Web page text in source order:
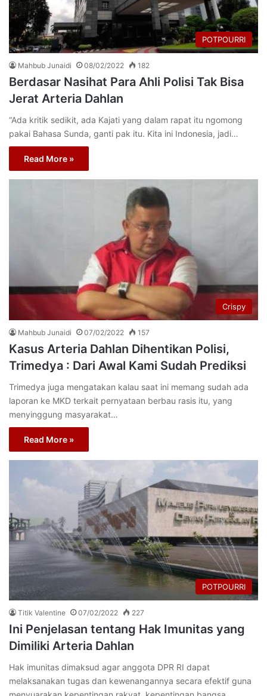
POTPOURRI
Mahbub Junaidi 08/02/2022 182
Berdasar Nasihat Para Ahli Polisi Tak Bisa
Jerat Arteria Dahlan
“Ada kritik sedikit, ada Kajati yang dalam rapat itu ngomong
pakai Bahasa Sunda, ganti pak itu. Kita ini Indonesia, jadi…
Read More »
Crispy
Mahbub Junaidi 07/02/2022 157
Kasus Arteria Dahlan Dihentikan Polisi,
Trimedya : Dari Awal Kami Sudah Prediksi
Trimedya juga mengatakan kalau saat ini memang sudah ada
laporan ke MKD terkait pernyataan berbau rasis itu, yang
menyinggung masyarakat…
Read More »
POTPOURRI
Titik Valentine 07/02/2022 227
Ini Penjelasan tentang Hak Imunitas yang
Dimiliki Arteria Dahlan
Hak imunitas dimaksud agar anggota DPR RI dapat
melaksanakan tugas dan kewenangannya secara efektif guna